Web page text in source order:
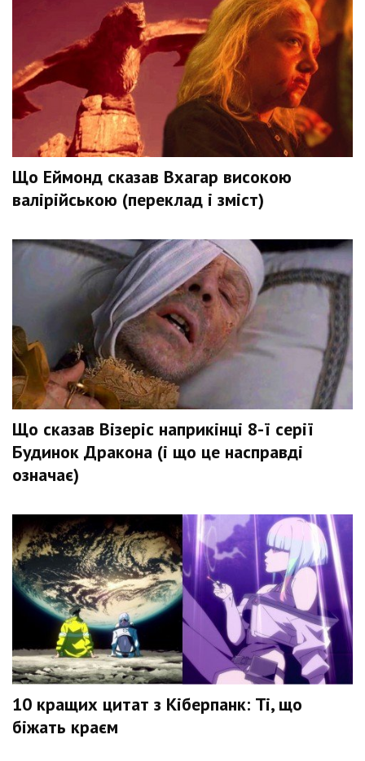
Що Еймонд сказав Вхагар високою
валірійською (переклад і зміст)
Що сказав Візеріс наприкінці 8-ї серії
Будинок Дракона (і що це насправді
означає)
10 кращих цитат з Кіберпанк: Ті, що
біжать краєм